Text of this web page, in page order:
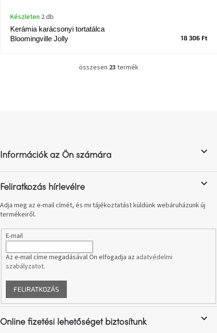
Kerámia karácsonyi tortatálca
Bloomingville Jolly
Készleten 2 db
18 306 Ft
L
y
t
l
m
összesen 23 termék
é
c
Információk az Ön számára
Feliratkozás hírlevélre
Adja meg az e-mail címét, és mi tájékoztatást küldünk webáruházunk új
termékeiről.
E-mail
Az e-mail címe megadásával Ön elfogadja az adatvédelmi
szabályzatot.
FELIRATKOZÁS
Online fizetési lehetőséget biztosítunk